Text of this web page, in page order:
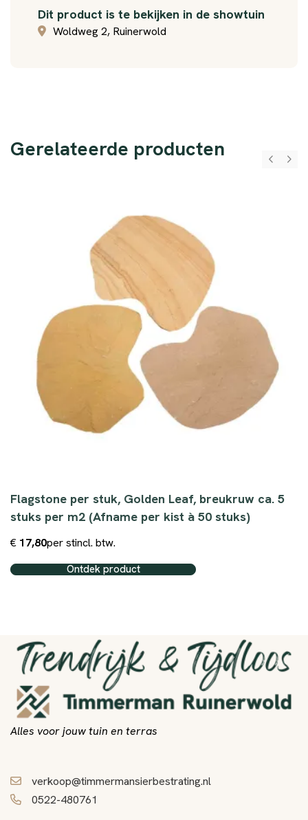
Dit product is te bekijken in de showtuin
Woldweg 2, Ruinerwold
Gerelateerde producten
Flagstone per stuk, Golden Leaf, breukruw ca. 5
stuks per m2 (Afname per kist à 50 stuks)
€ 17,80per stincl. btw.
Ontdek product
Alles voor jouw tuin en terras
verkoop@timmermansierbestrating.nl
0522-480761